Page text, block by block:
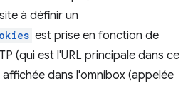
à définir un
est prise en fonction de
(qui est l'URL principale dans ce
affichée dans l'omnibox (appelée